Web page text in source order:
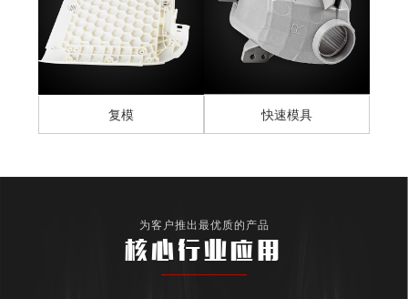
复模 快速模具
为客户推出最优质的产品
核心行业应用